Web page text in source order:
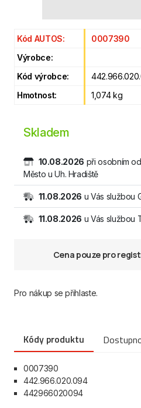
Kód AUTOS:
0007390
Výrobce:
Kód výrobce:
Hmotnost:
1,074 kg
Skladem
10.08.2026 při osobním
Město u Uh. Hradiště
11.08.2026 u Vás službou
11.08.2026 u Vás službou
Cena pouze pro
Pro nákup se přihlaste.
Kódy produktu
0007390
442.966.020.094
442966020094